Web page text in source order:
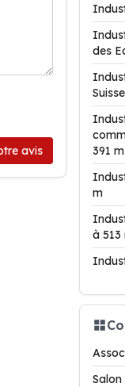
avis
des
391 m
m
à 513